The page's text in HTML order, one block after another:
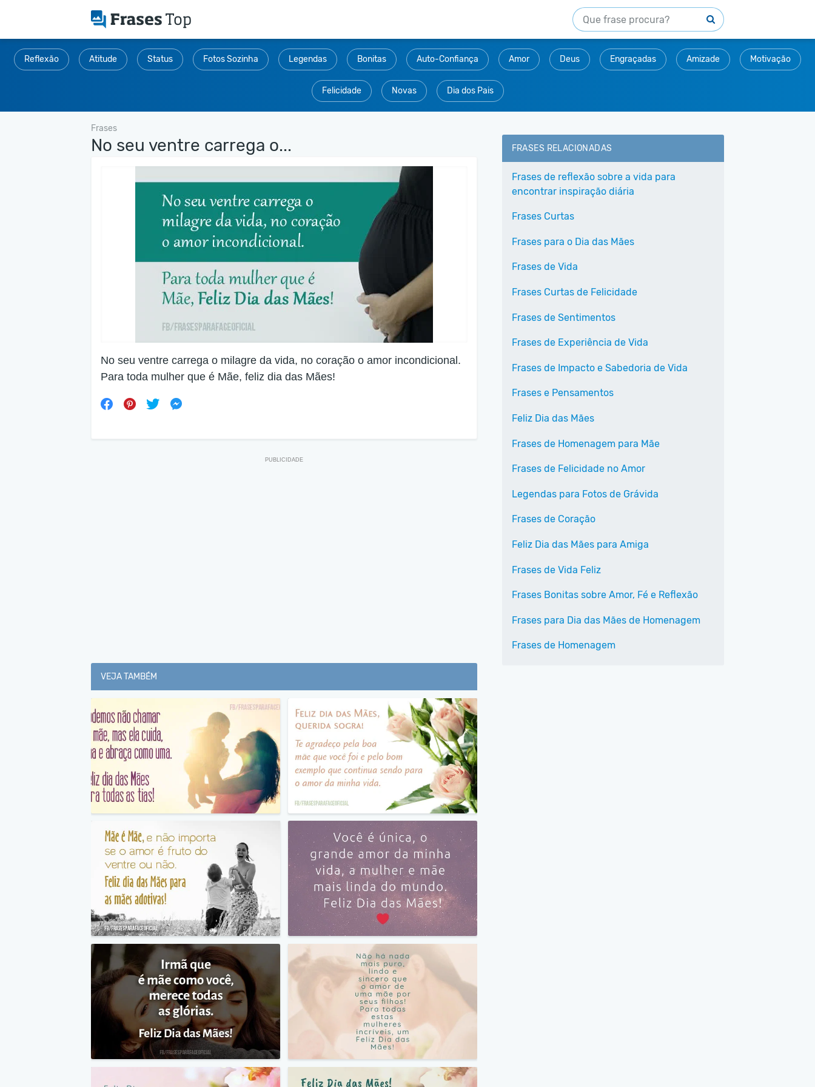
Reflexão Atitude Status Fotos Sozinha Legendas Bonitas Auto-Confiança Amor Deus Engraçadas Amizade Motivação
Felicidade Novas Dia dos Pais
Frases
No seu ventre carrega o...
No seu ventre carrega o milagre da vida, no coração o amor incondicional.
Para toda mulher que é Mãe, feliz dia das Mães!
VEJA TAMBÉM
FRASES RELACIONADAS
Frases de reflexão sobre a vida para
encontrar inspiração diária
Frases Curtas
Frases para o Dia das Mães
Frases de Vida
Frases Curtas de Felicidade
Frases de Sentimentos
Frases de Experiência de Vida
Frases de Impacto e Sabedoria de Vida
Frases e Pensamentos
Feliz Dia das Mães
Frases de Homenagem para Mãe
Frases de Felicidade no Amor
Legendas para Fotos de Grávida
Frases de Coração
Feliz Dia das Mães para Amiga
Frases de Vida Feliz
Frases Bonitas sobre Amor, Fé e Reflexão
Frases para Dia das Mães de Homenagem
Frases de Homenagem